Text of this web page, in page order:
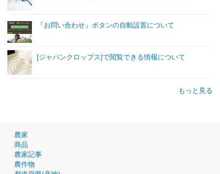
『お問い合わせ』ボタンの自動設置について
[ジャパンクロップス]で閲覧できる情報について
もっと見る
農家
商品
農家記事
農作物